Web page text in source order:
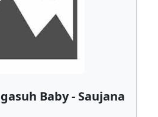
Baby - Saujana